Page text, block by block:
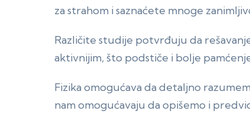
za strahom i saznaćete mnoge
Različite studije potvrđuju da
aktivnijim, što podstiče i bolje
Fizika omogućava da detaljno
nam omogućavaju da opišemo i